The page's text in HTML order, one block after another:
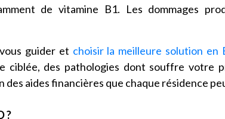
de vitamine B1. Les dommages
guider et choisir la meilleure solution en
ciblée, des pathologies dont souffre votre
des aides financières que chaque résidence
?